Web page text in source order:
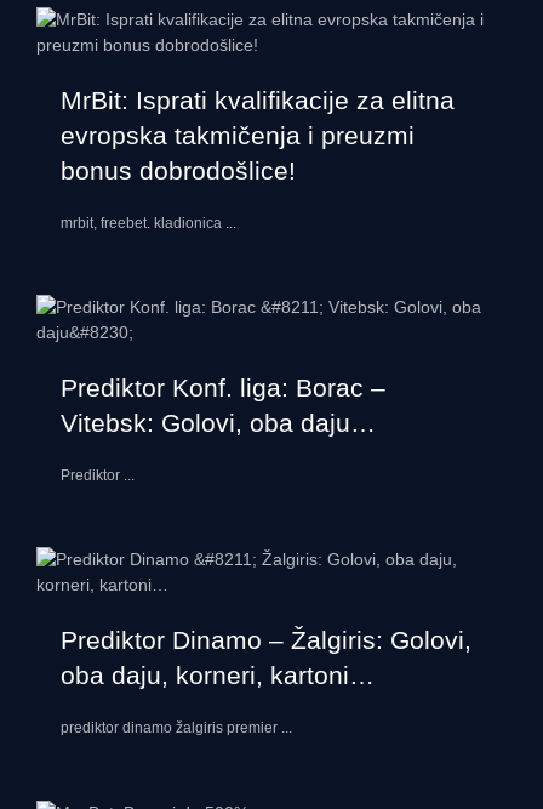
MrBit: Isprati kvalifikacije za elitna
evropska takmičenja i preuzmi
bonus dobrodošlice!
mrbit, freebet. kladionica ...
Prediktor Konf. liga: Borac –
Vitebsk: Golovi, oba daju…
Prediktor ...
Prediktor Dinamo – Žalgiris: Golovi,
oba daju, korneri, kartoni…
prediktor dinamo žalgiris premier ...